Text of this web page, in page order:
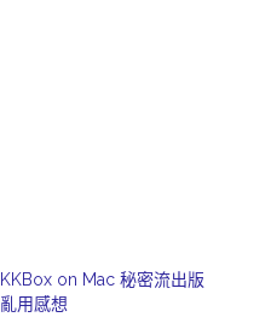
KKBox on Mac 秘密流出版
亂用感想